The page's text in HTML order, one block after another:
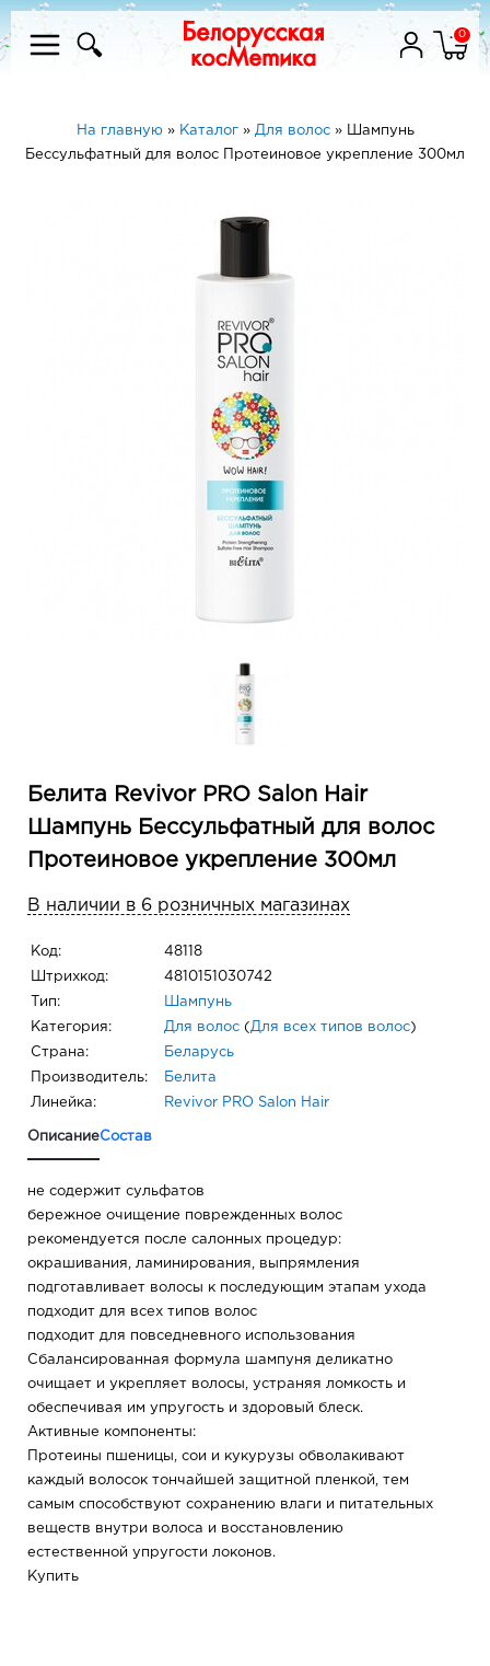
0
На главную» Каталог» Для волос»
Шампунь
Бессульфатный для волос Протеиновое укрепление 300мл
Белита Revivor PRO Salon Hair
Шампунь Бессульфатный для волос
Протеиновое укрепление 300мл
В наличии в 6 розничных магазинах
Код: 48118
Штрихкод: 4810151030742
Тип: Шампунь
Категория: Для волос ( Для всех типов волос)
Страна: Беларусь
Производитель: Белита
Линейка: Revivor PRO Salon Hair
ОписаниеСостав
не содержит сульфатов
бережное очищение поврежденных волос
рекомендуется после салонных процедур:
окрашивания, ламинирования, выпрямления
подготавливает волосы к последующим этапам ухода
подходит для всех типов волос
подходит для повседневного использования
Сбалансированная формула шампуня деликатно
очищает и укрепляет волосы, устраняя ломкость и
обеспечивая им упругость и здоровый блеск.
Активные компоненты:
Протеины пшеницы, сои и кукурузы обволакивают
каждый волосок тончайшей защитной пленкой, тем
самым способствуют сохранению влаги и питательных
веществ внутри волоса и восстановлению
естественной упругости локонов.
Купить